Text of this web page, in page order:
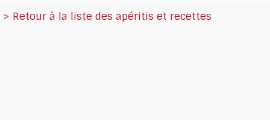
> Retour à la liste des apéritis et recettes